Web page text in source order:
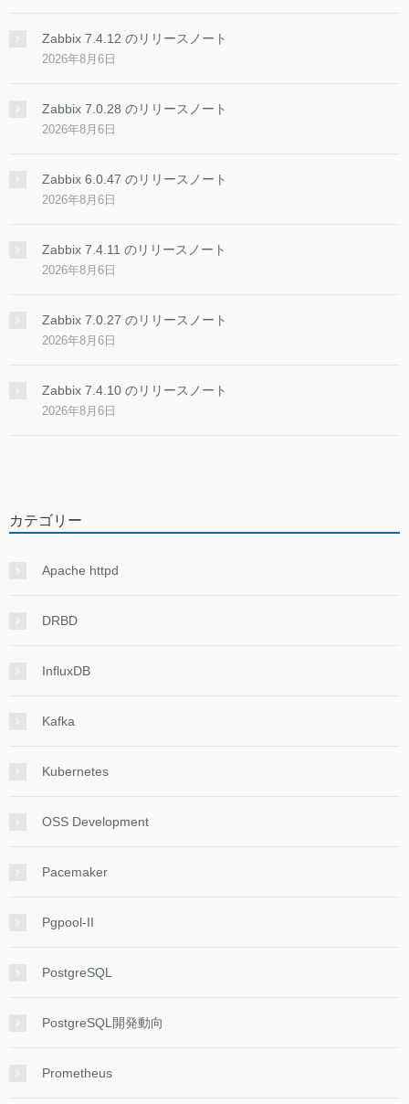
Zabbix 7.4.12 のリリースノート
2026年8月6日
Zabbix 7.0.28 のリリースノート
2026年8月6日
Zabbix 6.0.47 のリリースノート
2026年8月6日
Zabbix 7.4.11 のリリースノート
2026年8月6日
Zabbix 7.0.27 のリリースノート
2026年8月6日
Zabbix 7.4.10 のリリースノート
2026年8月6日
カテゴリー
Apache httpd
DRBD
InfluxDB
Kafka
Kubernetes
OSS Development
Pacemaker
Pgpool-II
PostgreSQL
PostgreSQL開発動向
Prometheus